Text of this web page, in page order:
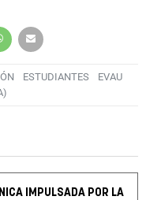
ESTUDIANTES
EVAU
IMPULSADA POR LA